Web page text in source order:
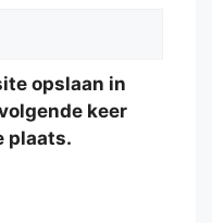
opslaan in
keer
plaats.